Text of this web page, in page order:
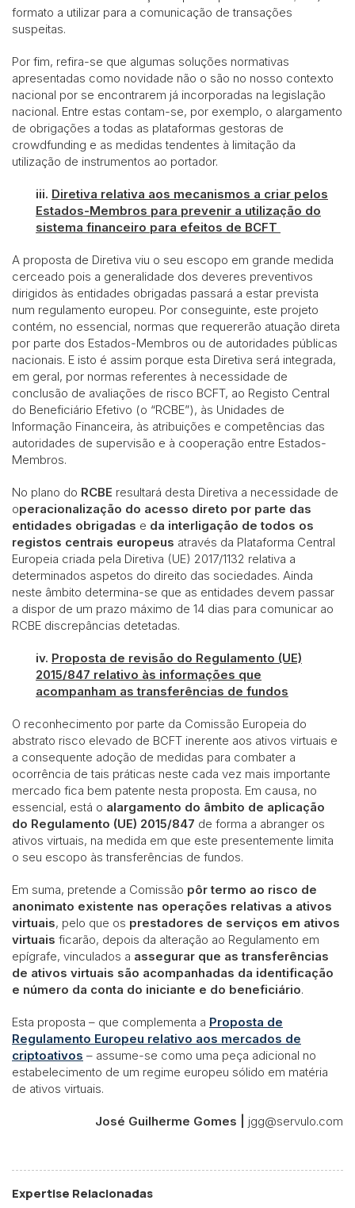
formato a utilizar para a comunicação de transações
suspeitas.
Por fim, refira-se que algumas soluções normativas
apresentadas como novidade não o são no nosso contexto
nacional por se encontrarem já incorporadas na legislação
nacional. Entre estas contam-se, por exemplo, o alargamento
de obrigações a todas as plataformas gestoras de
crowdfunding e as medidas tendentes à limitação da
utilização de instrumentos ao portador.
iii. Diretiva relativa aos mecanismos a criar pelos
Estados-Membros para prevenir a utilização do
sistema financeiro para efeitos de BCFT
A proposta de Diretiva viu o seu escopo em grande medida
cerceado pois a generalidade dos deveres preventivos
dirigidos às entidades obrigadas passará a estar prevista
num regulamento europeu. Por conseguinte, este projeto
contém, no essencial, normas que requererão atuação direta
por parte dos Estados-Membros ou de autoridades públicas
nacionais. E isto é assim porque esta Diretiva será integrada,
em geral, por normas referentes à necessidade de
conclusão de avaliações de risco BCFT, ao Registo Central
do Beneficiário Efetivo (o “RCBE”), às Unidades de
Informação Financeira, às atribuições e competências das
autoridades de supervisão e à cooperação entre Estados-
Membros.
No plano do RCBE resultará desta Diretiva a necessidade de
operacionalização do acesso direto por parte das
entidades obrigadas e da interligação de todos os
registos centrais europeus através da Plataforma Central
Europeia criada pela Diretiva (UE) 2017/1132 relativa a
determinados aspetos do direito das sociedades. Ainda
neste âmbito determina-se que as entidades devem passar
a dispor de um prazo máximo de 14 dias para comunicar ao
RCBE discrepâncias detetadas.
iv. Proposta de revisão do Regulamento (UE)
2015/847 relativo às informações que
acompanham as transferências de fundos
O reconhecimento por parte da Comissão Europeia do
abstrato risco elevado de BCFT inerente aos ativos virtuais e
a consequente adoção de medidas para combater a
ocorrência de tais práticas neste cada vez mais importante
mercado fica bem patente nesta proposta. Em causa, no
essencial, está o alargamento do âmbito de aplicação
do Regulamento (UE) 2015/847 de forma a abranger os
ativos virtuais, na medida em que este presentemente limita
o seu escopo às transferências de fundos.
Em suma, pretende a Comissão pôr termo ao risco de
anonimato existente nas operações relativas a ativos
virtuais, pelo que os prestadores de serviços em ativos
virtuais ficarão, depois da alteração ao Regulamento em
epígrafe, vinculados a assegurar que as transferências
de ativos virtuais são acompanhadas da identificação
e número da conta do iniciante e do beneficiário.
Esta proposta – que complementa a Proposta de
Regulamento Europeu relativo aos mercados de
criptoativos – assume-se como uma peça adicional no
estabelecimento de um regime europeu sólido em matéria
de ativos virtuais.
José Guilherme Gomes | jgg@servulo.com
Expertise Relacionadas